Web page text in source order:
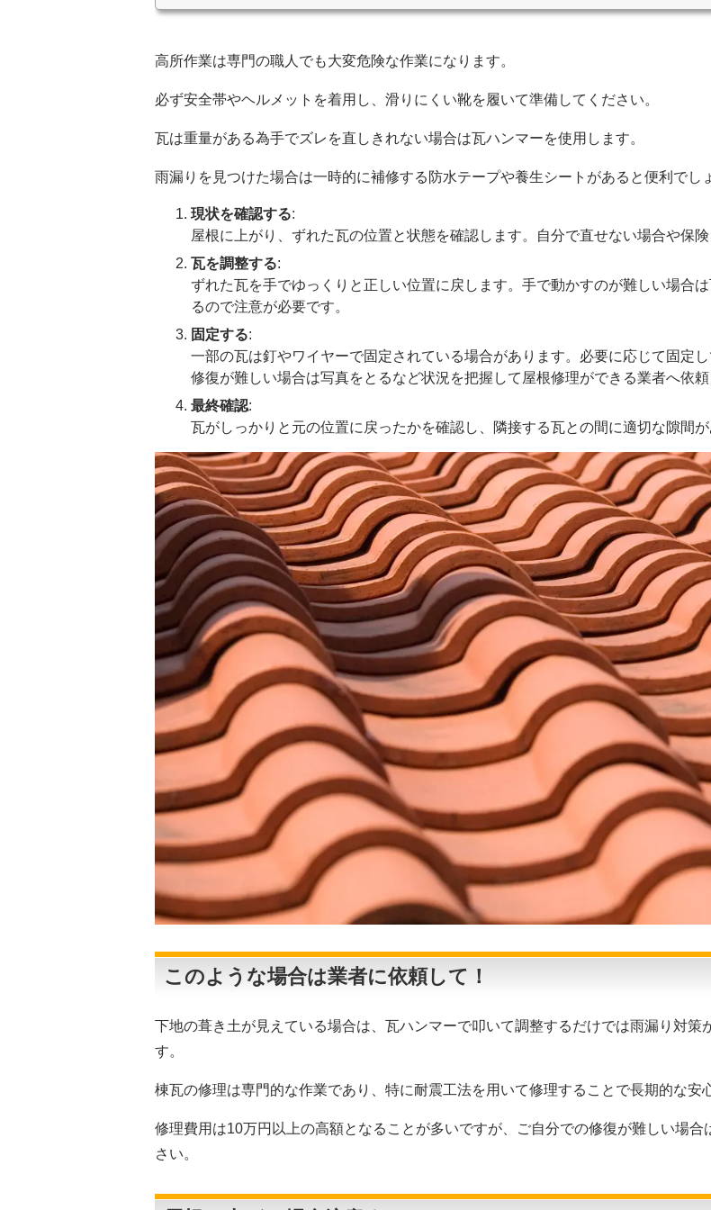
高所作業は専門の職人でも大変危険な作業になります。
必ず安全帯やヘルメットを着用し、滑りにくい靴を履いて準備してください。
瓦は重量がある為手でズレを直しきれない場合は瓦ハンマーを使用します。
雨漏りを見つけた場合は一時的に補修する防水テープや養生シートがあると便利でし
現状を確認する:
屋根に上がり、ずれた瓦の位置と状態を確認します。自分で直せない場合や保
瓦を調整する:
ずれた瓦を手でゆっくりと正しい位置に戻します。手で動かすのが難しい場合
るので注意が必要です。
固定する:
一部の瓦は釘やワイヤーで固定されている場合があります。必要に応じて固定し
修復が難しい場合は写真をとるなど状況を把握して屋根修理ができる業者へ依頼
最終確認:
瓦がしっかりと元の位置に戻ったかを確認し、隣接する瓦との間に適切な隙間が
このような場合は業者に依頼して！
下地の葺き土が見えている場合は、瓦ハンマーで叩いて調整するだけでは雨漏り対策
す。
棟瓦の修理は専門的な作業であり、特に耐震工法を用いて修理することで長期的な安
修理費用は10万円以上の高額となることが多いですが、ご自分での修復が難しい場
さい。